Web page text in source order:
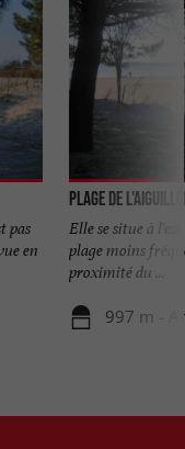
pas
en
Plage de
Elle se situe à
plage moins
proximité du ...
997 m -